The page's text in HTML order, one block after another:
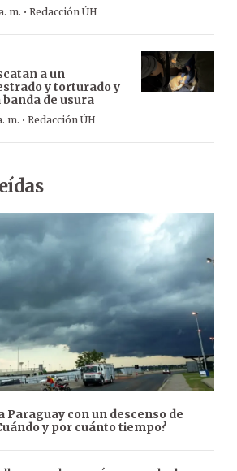
m. · Redacción ÚH
a un
y torturado y
de usura
m. · Redacción ÚH
Paraguay con un descenso de
y por cuánto tiempo?